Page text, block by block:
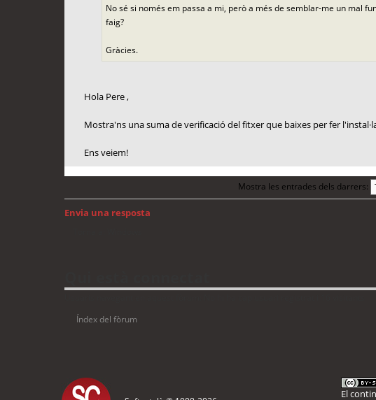
No sé si només em passa a mi, però a més de semblar-me un mal
faig?
Gràcies.
Hola Pere ,
Mostra'ns una suma de verificació del fitxer que baixes per fer
Ens veiem!
Mostra les entrades dels darrers:
Envia una resposta
Índex del fòrum
El